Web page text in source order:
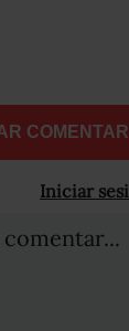
Iniciar